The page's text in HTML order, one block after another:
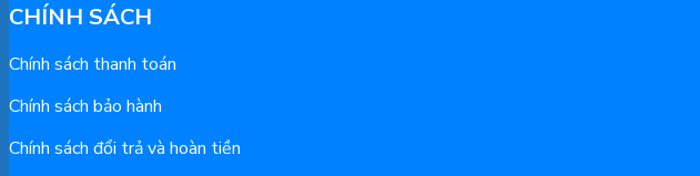
CHÍNH SÁCH
Chính sách thanh toán
Chính sách bảo hành
Chính sách đổi trả và hoàn tiền